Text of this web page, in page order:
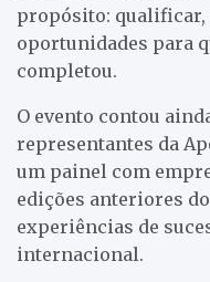
propósito:
oportunidades para
completou.
O evento contou
representantes da
um painel com
edições anteriores
experiências de
internacional.